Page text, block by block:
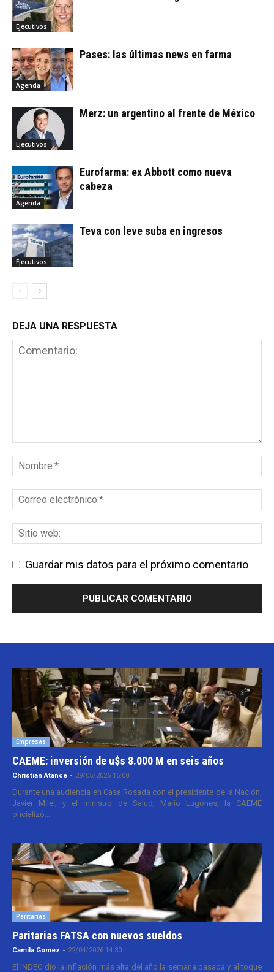
Ejecutivos
Agenda
Pases: las últimas news en farma
Ejecutivos
Merz: un argentino al frente de México
Agenda
Eurofarma: ex Abbott como nueva
cabeza
Ejecutivos
Teva con leve suba en ingresos
DEJA UNA RESPUESTA
Guardar mis datos para el próximo comentario
Empresas
CAEME: inversión de u$s 8.000 M en seis años
Christian Atance - 29/05/2026 15:00
Durante una audiencia en Casa Rosada con el presidente de la Nación,
Javier Milei, y el ministro de Salud, Mario Lugones, la CAEME
oficializó...
Paritarias
Paritarias FATSA con nuevos sueldos
Camila Gomez - 22/04/2026 14:30
El INDEC dio la inflación más alta del año la semana pasada y al toque